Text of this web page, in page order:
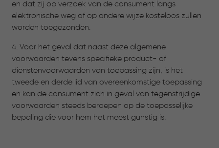
en dat zij op verzoek van de consument langs
elektronische weg of op andere wijze kosteloos zullen
worden toegezonden.
4. Voor het geval dat naast deze algemene
voorwaarden tevens specifieke product- of
dienstenvoorwaarden van toepassing zijn, is het
tweede en derde lid van overeenkomstige toepassing
en kan de consument zich in geval van tegenstrijdige
voorwaarden steeds beroepen op de toepasselijke
bepaling die voor hem het meest gunstig is.